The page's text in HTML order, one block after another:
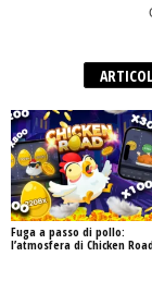
Fuga a passo di pollo:
l’atmosfera di Chicken